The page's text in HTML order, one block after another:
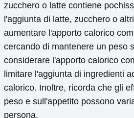
zucchero o latte contiene
l'aggiunta di latte, zucchero o
aumentare l'apporto calorico
cercando di mantenere un peso
considerare l'apporto calorico
limitare l'aggiunta di ingredienti
calorico. Inoltre, ricorda che gli
peso e sull'appetito possono
persona.